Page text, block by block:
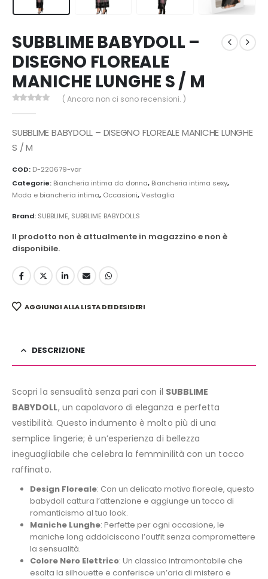
SUBBLIME BABYDOLL –
DISEGNO FLOREALE
MANICHE LUNGHE S / M
( Ancora non ci sono recensioni. )
SUBBLIME BABYDOLL – DISEGNO FLOREALE MANICHE LUNGHE
S / M
COD: D-220679-var
Categorie: Biancheria intima da donna, Biancheria intima sexy,
Moda e biancheria intima, Occasioni,Vestaglia
Brand: SUBBLIME, SUBBLIME BABYDOLLS
Il prodotto non è attualmente in magazzino e non è
disponibile.
AGGIUNGI ALLA LISTA DEI DESIDERI
DESCRIZIONE
Scopri la sensualità senza pari con il SUBBLIME
BABYDOLL, un capolavoro di eleganza e perfetta
vestibilità. Questo indumento è molto più di una
semplice lingerie; è un’esperienza di bellezza
ineguagliabile che celebra la femminilità con un tocco
raffinato.
Design Floreale: Con un delicato motivo floreale, questo
babydoll cattura l’attenzione e aggiunge un tocco di
romanticismo al tuo look.
Maniche Lunghe: Perfette per ogni occasione, le
maniche long addolciscono l’outfit senza compromettere
la sensualità.
Colore Nero Elettrico: Un classico intramontabile che
esalta la silhouette e conferisce un’aria di mistero e